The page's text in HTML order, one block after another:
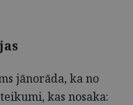
jānorāda, ka no
kas nosaka: